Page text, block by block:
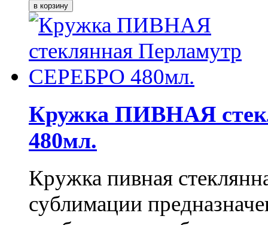
Кружка ПИВНАЯ
480мл.
Кружка пивная
сублимации